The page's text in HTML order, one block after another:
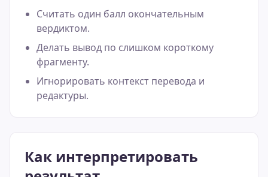
Считать один балл окончательным
вердиктом.
Делать вывод по слишком короткому
фрагменту.
Игнорировать контекст перевода и
редактуры.
Как интерпретировать